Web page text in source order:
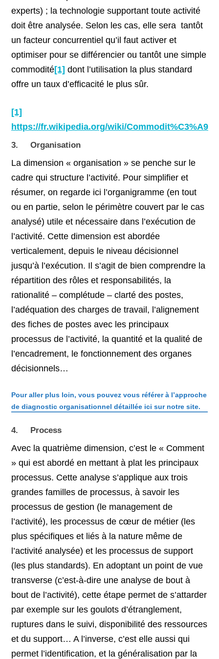
experts) ; la technologie supportant toute activité
doit être analysée. Selon les cas, elle sera tantôt
un facteur concurrentiel qu’il faut activer et
optimiser pour se différencier ou tantôt une simple
commodité[1] dont l’utilisation la plus standard
offre un taux d’efficacité le plus sûr.
[1]
https://fr.wikipedia.org/wiki/Commodit%C3%A9
3. Organisation
La dimension « organisation » se penche sur le
cadre qui structure l’activité. Pour simplifier et
résumer, on regarde ici l’organigramme (en tout
ou en partie, selon le périmètre couvert par le cas
analysé) utile et nécessaire dans l’exécution de
l’activité. Cette dimension est abordée
verticalement, depuis le niveau décisionnel
jusqu’à l’exécution. Il s’agit de bien comprendre la
répartition des rôles et responsabilités, la
rationalité – complétude – clarté des postes,
l’adéquation des charges de travail, l’alignement
des fiches de postes avec les principaux
processus de l’activité, la quantité et la qualité de
l’encadrement, le fonctionnement des organes
décisionnels…
Pour aller plus loin, vous pouvez vous référer à l’approche
de diagnostic organisationnel détaillée ici sur notre site.
4. Process
Avec la quatrième dimension, c’est le « Comment
» qui est abordé en mettant à plat les principaux
processus. Cette analyse s’applique aux trois
grandes familles de processus, à savoir les
processus de gestion (le management de
l’activité), les processus de cœur de métier (les
plus spécifiques et liés à la nature même de
l’activité analysée) et les processus de support
(les plus standards). En adoptant un point de vue
transverse (c’est-à-dire une analyse de bout à
bout de l’activité), cette étape permet de s’attarder
par exemple sur les goulots d’étranglement,
ruptures dans le suivi, disponibilité des ressources
et du support… A l’inverse, c’est elle aussi qui
permet l’identification, et la généralisation par la